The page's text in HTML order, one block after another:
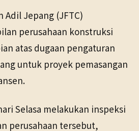
tidak lagi tersedia. Versi arsip
Adil Jepang (JFTC)
perusahaan konstruksi
atas dugaan pengaturan
untuk proyek pemasangan
Selasa melakukan inspeksi
perusahaan tersebut,